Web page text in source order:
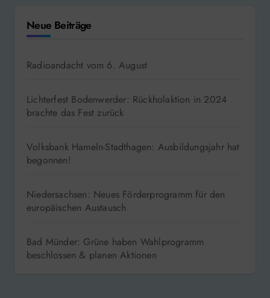
Neue Beiträge
Radioandacht vom 6. August
Lichterfest Bodenwerder: Rückholaktion in 2024
brachte das Fest zurück
Volksbank Hameln-Stadthagen: Ausbildungsjahr hat
begonnen!
Niedersachsen: Neues Förderprogramm für den
europäischen Austausch
Bad Münder: Grüne haben Wahlprogramm
beschlossen & planen Aktionen